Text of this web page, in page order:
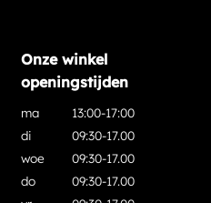
Onze winkel
openingstijden
ma
di
woe
do
13:00-17:00
09:30-17.00
09:30-17.00
09:30-17.00